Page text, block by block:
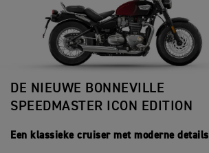
DE NIEUWE BONNEVILLE
SPEEDMASTER ICON EDITION
Een klassieke cruiser met moderne details